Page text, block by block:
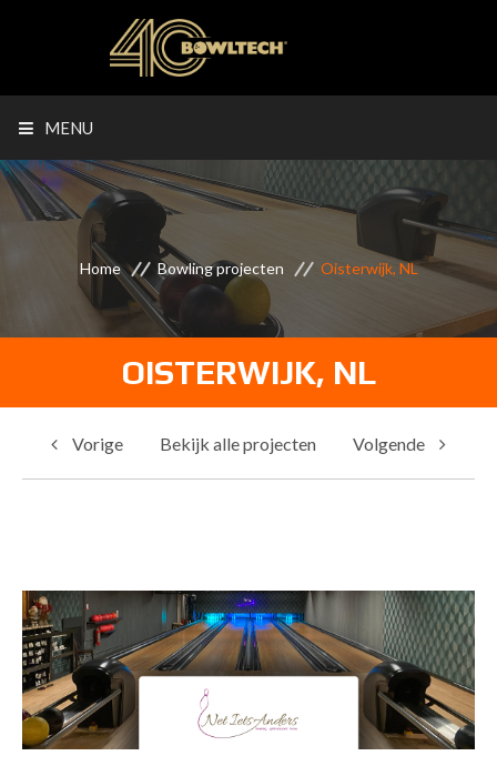
MENU
Home Bowling projecten Oisterwijk, NL
OISTERWIJK, NL
Vorige Bekijk alle projecten Volgende